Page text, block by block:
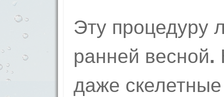
Эту процедуру
ранней весной.
даже